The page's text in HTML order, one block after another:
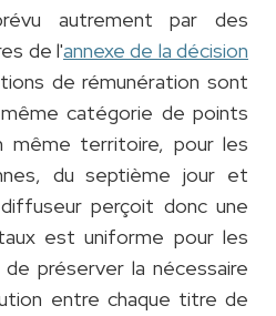
autrement par des
de l'annexe de la décision
de rémunération sont
catégorie de points
territoire, pour les
du septième jour et
perçoit donc une
est uniforme pour les
préserver la nécessaire
entre chaque titre de